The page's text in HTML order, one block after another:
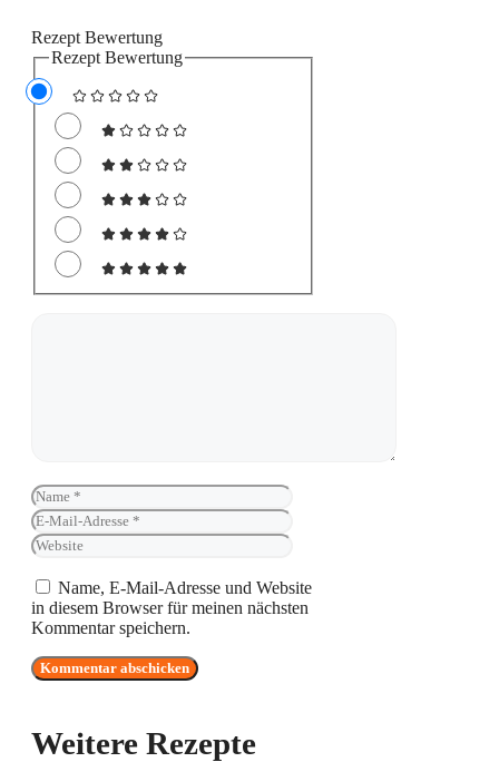
Rezept Bewertung
Rezept Bewertung
Name
Name, E-Mail-Adresse und Website
in diesem Browser für meinen nächsten
Kommentar speichern.
Weitere Rezepte